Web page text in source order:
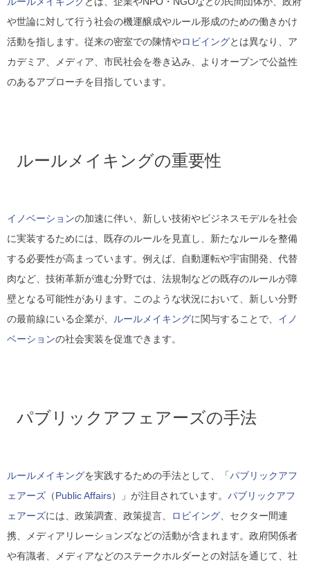
や世論に対して行う社会の機運醸成やルール形成のための働きかけ
活動を指します。従来の密室での陳情やロビイングとは異なり、ア
カデミア、メディア、市民社会を巻き込み、よりオープンで公益性
のあるアプローチを目指しています。
ルールメイキングの重要性
イノベーションの加速に伴い、新しい技術やビジネスモデルを社会
に実装するためには、既存のルールを見直し、新たなルールを整備
する必要性が高まっています。例えば、自動運転や宇宙開発、代替
肉など、技術革新が進む分野では、法規制などの既存のルールが障
壁となる可能性があります。このような状況において、新しい分野
の最前線にいる企業が、
ルールメイキングに関与することで、 イノ
ベーションの社会実装を促進できます。
パブリックアフェアーズの手法
ルールメイキングを実践するための手法として、「パブリックアフ
ェアーズ （Public Affairs）」が注目されています。 パブリックアフ
ェアーズには、政策調査、政策提言、 ロビイング 、セクター間連
携、メディアリレーションズなどの活動が含まれます。政府関係者
や有識者、メディアなどのステークホルダーとの対話を通じて、社